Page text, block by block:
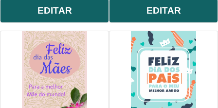
EDITAR EDITAR